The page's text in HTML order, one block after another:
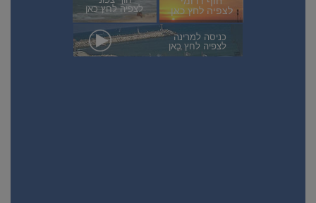
לצפיה לחץ כאן
לצפיה לחץ כאן
כניסה למרינה
לצפיה לחץ כאן